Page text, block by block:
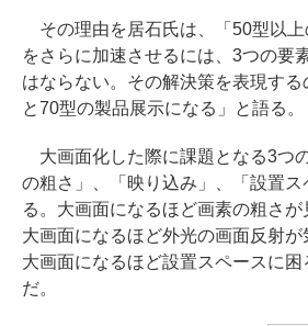
その理由を居石氏は、「50型以上
をさらに加速させるには、3つの要
はならない。その解決策を表現す
と70型の製品展示になる」と語る。
大画面化した際に課題となる3つ
の粗さ」、「映り込み」、「設置
る。大画面になるほど画素の粗さが
大画面になるほど外光の画面反射が
大画面になるほど設置スペースに困
だ。